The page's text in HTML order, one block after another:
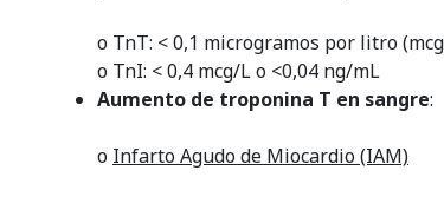
o TnT: < 0,1 microgramos por litro
o TnI: < 0,4 mcg/L o <0,04 ng/mL
Aumento de troponina T en sangre:
o Infarto Agudo de Miocardio (IAM)